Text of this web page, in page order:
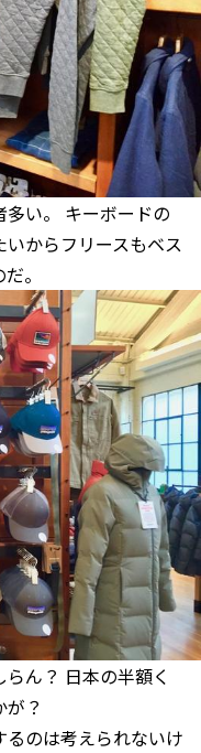
い。 キーボードの
からフリースもベス
。
ん？ 日本の半額く
？
のは考えられないけ